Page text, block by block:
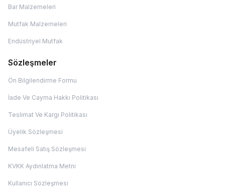
Bar Malzemeleri
Mutfak Malzemeleri
Endüstriyel Mutfak
Sözleşmeler
Ön Bilgilendirme Formu
İade Ve Cayma Hakkı Politikası
Teslimat Ve Kargı Politikası
Üyelik Sözleşmesi
Mesafeli Satış Sözleşmesi
KVKK Aydınlatma Metni
Kullanıcı Sözleşmesi